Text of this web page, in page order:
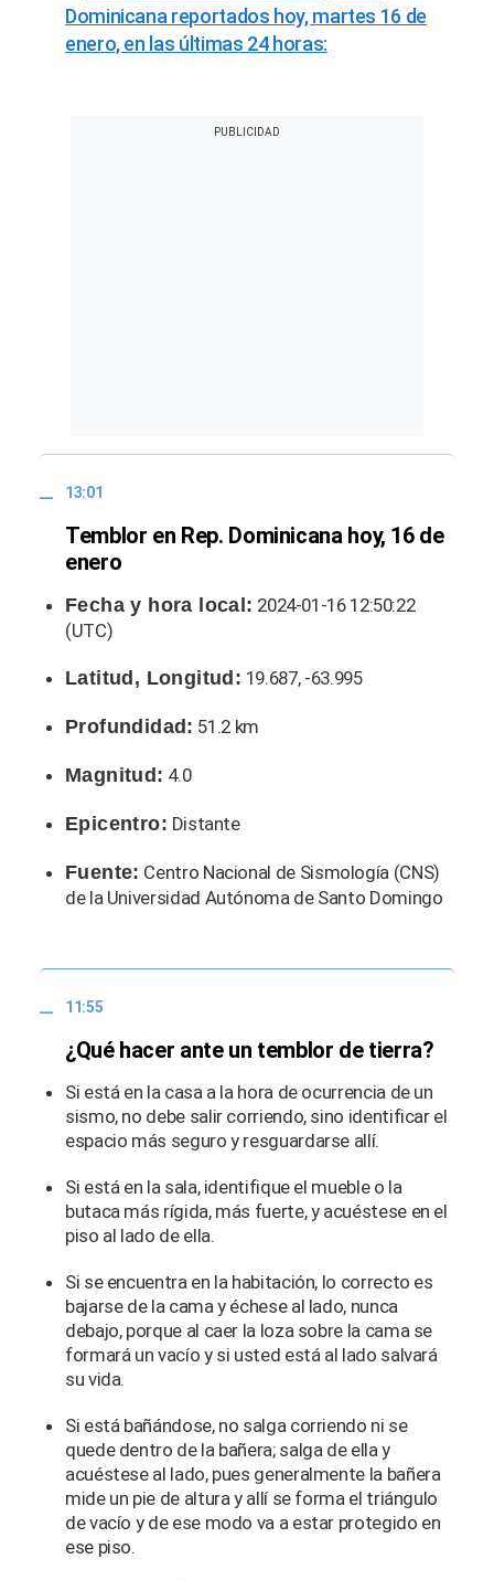
13:01
Temblor en Rep. Dominicana hoy, 16 de
enero
Fecha y hora local: 2024-01-16 12:50:22
(UTC)
Latitud, Longitud: 19.687, -63.995
Profundidad: 51.2 km
Magnitud: 4.0
Epicentro: Distante
Fuente: Centro Nacional de Sismología (CNS)
de la Universidad Autónoma de Santo Domingo
11:55
¿Qué hacer ante un temblor de tierra?
Si está en la casa a la hora de ocurrencia de un
sismo, no debe salir corriendo, sino identificar el
espacio más seguro y resguardarse allí.
Si está en la sala, identifique el mueble o la
butaca más rígida, más fuerte, y acuéstese en el
piso al lado de ella.
Si se encuentra en la habitación, lo correcto es
bajarse de la cama y échese al lado, nunca
debajo, porque al caer la loza sobre la cama se
formará un vacío y si usted está al lado salvará
su vida.
Si está bañándose, no salga corriendo ni se
quede dentro de la bañera; salga de ella y
acuéstese al lado, pues generalmente la bañera
mide un pie de altura y allí se forma el triángulo
de vacío y de ese modo va a estar protegido en
ese piso.